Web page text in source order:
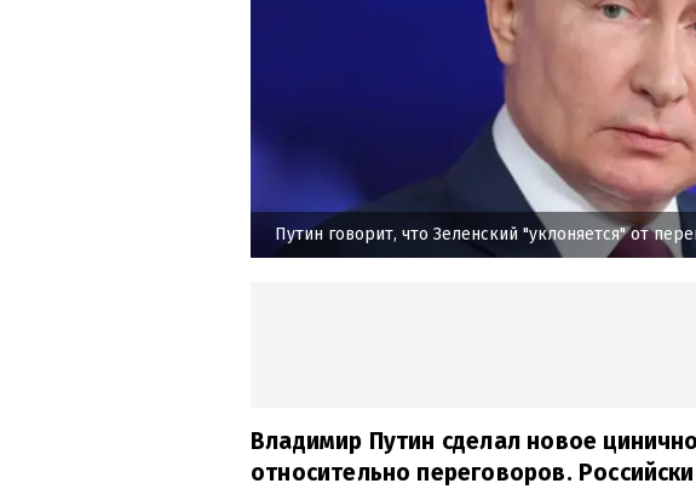
Путин говорит, что Зеленский "уклоняется" от
Владимир Путин сделал новое
относительно переговоров.